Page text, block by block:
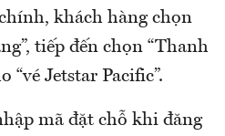
khách hàng chọn
tiếp đến chọn “Thanh
“vé Jetstar Pacific”.
mã đặt chỗ khi đăng